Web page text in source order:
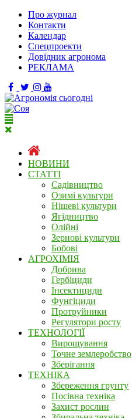
Про журнал
Контакти
Календар
Спецпроекти
Довідник агронома
РЕКЛАМА
НОВИНИ
СТАТТІ
Садівництво
Озимі культури
Нішеві культури
Ягідництво
Олійні
Зернові культури
Бобові
АГРОХІМІЯ
Добрива
Гербіциди
Інсектициди
Фунгіциди
Протруйники
Регулятори росту
ТЕХНОЛОГІЇ
Вирощування
Точне землеробство
Зберігання
ТЕХНІКА
Збереження грунту
Посівна техніка
Захист рослин